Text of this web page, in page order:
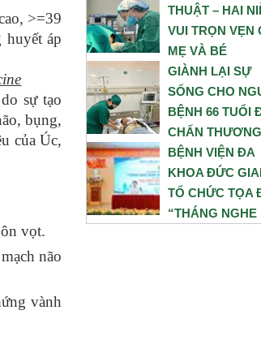
>=39
áp
sự tạo
bụng,
của Úc,
vọt.
não
vành
ngược, kèm theo khối u nang
trứng phải. Trước những yếu tố
cơ, ê-kíp Khoa Sản và Khoa Gây
Hồi sức đã phối hợp chặt chẽ, xây
dựng phương án phẫu thuật tối
nhằm đảm bảo an toàn cao nhất
cả mẹ và bé.
THUẬT – HAI
VUI TRỌN VẸN
MẸ VÀ BÉ
05/08/2026
GIÀNH LẠI SỰ
SỐNG CHO
BỆNH 66 TUỔI
CHẤN THƯƠNG
NGUY KỊCH
NẠN NGÃ CAO
05/08/2026
BỆNH VIỆN ĐA
KHOA ĐỨC
TỔ CHỨC TỌA
“THÁNG NGHE